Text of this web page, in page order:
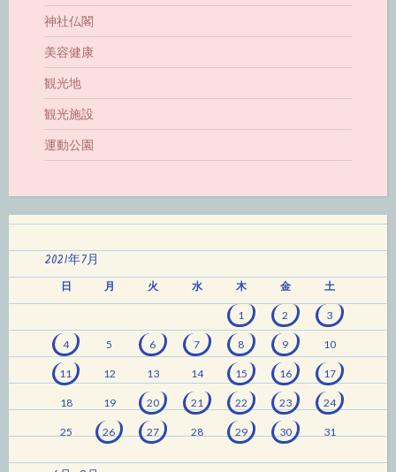
神社仏閣
美容健康
観光地
観光施設
運動公園
2021年7月
日 月 火 水 木 金 土
1 2 3
4 5 6 7 8 9 10
11 12 13 14 15 16 17
18 19 20 21 22 23 24
25 26 27 28 29 30 31